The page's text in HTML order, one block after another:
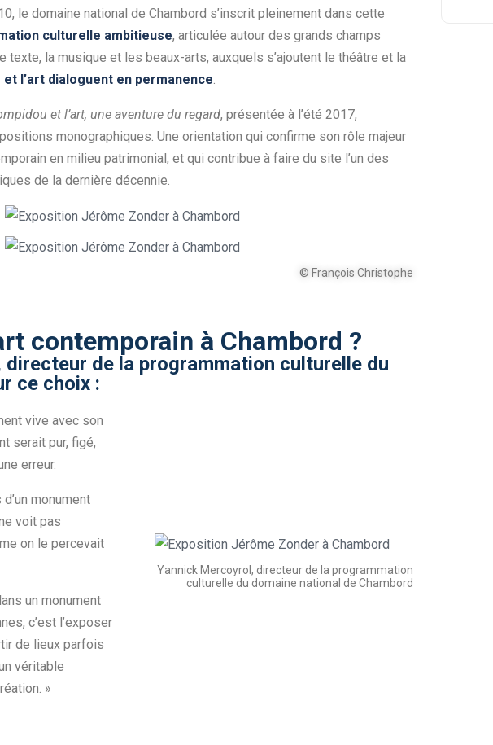
le domaine national de Chambord s’inscrit pleinement dans cette
culturelle ambitieuse, articulée autour des grands champs
texte, la musique et les beaux-arts, auxquels s’ajoutent le théâtre et la
et l’art dialoguent en permanence.
et l’art, une aventure du regard, présentée à l’été 2017,
monographiques. Une orientation qui confirme son rôle majeur
en milieu patrimonial, et qui contribue à faire du site l’un des
de la dernière décennie.
© François Christophe
contemporain à Chambord ?
de la programmation culturelle du
ce choix :
vive avec son
serait pur, figé,
erreur.
monument
voit pas
on le percevait
un monument
c’est l’exposer
de lieux parfois
véritable
»
Yannick Mercoyrol, directeur de la programmation
culturelle du domaine national de Chambord